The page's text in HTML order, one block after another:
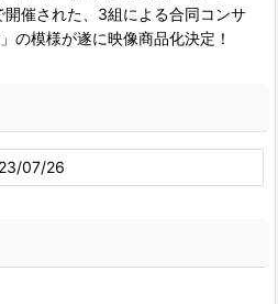
開催された、3組による合同コンサ
の模様が遂に映像商品化決定！
07/26